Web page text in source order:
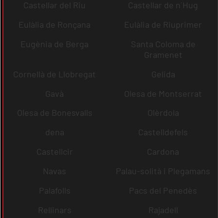
Castellar del Riu
Castellar de n´Hug
Eulàlia de Ronçana
Eulàlia de Riuprimer
Eugènia de Berga
Santa Coloma de
Gramenet
Cornellà de Llobregat
Gelida
Gavà
Olesa de Montserrat
Olesa de Bonesvalls
Olèrdola
dena
Castelldefels
Castellcir
Cardona
Navas
Palau-solità i Plegamans
Palafolls
Pacs del Penedès
Rellinars
Rajadell